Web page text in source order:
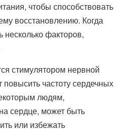
чтобы способствовать
восстановлению. Когда
несколько факторов,
стимулятором нервной
частоту сердечных
людям,
сердце, может быть
или избежать